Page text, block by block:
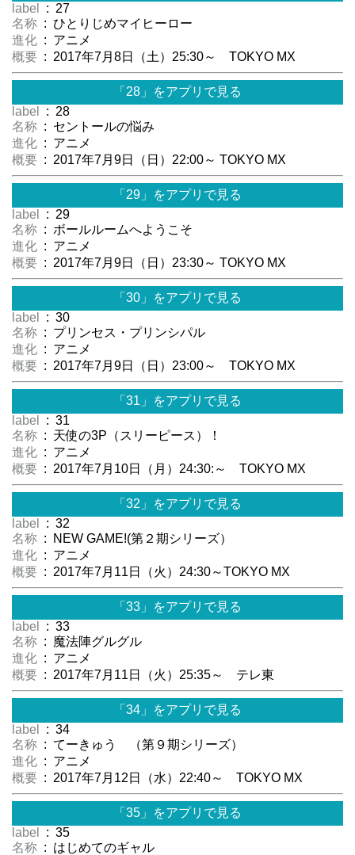
label
: 27
名称 : ひとりじめマイヒーロー
進化 : アニメ
概要 : 2017年7月8日（土）25:30～ TOKYO MX
「28」をアプリで見る
label
: 28
名称 : セントールの悩み
進化 : アニメ
概要 : 2017年7月9日（日）22:00～ TOKYO MX
「29」をアプリで見る
label
: 29
名称 : ボールルームへようこそ
進化 : アニメ
概要 : 2017年7月9日（日）23:30～ TOKYO MX
「30」をアプリで見る
label
: 30
名称 : プリンセス・プリンシパル
進化 : アニメ
概要 : 2017年7月9日（日）23:00～ TOKYO MX
「31」をアプリで見る
label
: 31
名称 : 天使の3P（スリーピース）！
進化 : アニメ
概要 : 2017年7月10日（月）24:30:～ TOKYO MX
「32」をアプリで見る
label
: 32
名称 : NEW GAME!(第２期シリーズ）
進化 : アニメ
概要 : 2017年7月11日（火）24:30～TOKYO MX
「33」をアプリで見る
label
: 33
名称 : 魔法陣グルグル
進化 : アニメ
概要 : 2017年7月11日（火）25:35～ テレ東
「34」をアプリで見る
label
: 34
名称 : てーきゅう （第９期シリーズ）
進化 : アニメ
概要 : 2017年7月12日（水）22:40～ TOKYO MX
「35」をアプリで見る
label
: 35
名称 : はじめてのギャル